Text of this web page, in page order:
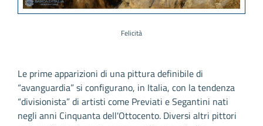
Felicità
Le prime apparizioni di una pittura definibile di
“avanguardia” si configurano, in Italia, con la tendenza
“divisionista” di artisti come Previati e Segantini nati
negli anni Cinquanta dell'Ottocento. Diversi altri pittori